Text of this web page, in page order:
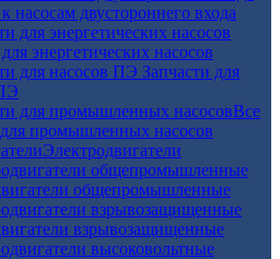
насосам двустороннего входа
энергетических насосов
Запчасти для
Все
для промышленных насосов
Электродвигатели
общепромышленные
взрывозащищенные